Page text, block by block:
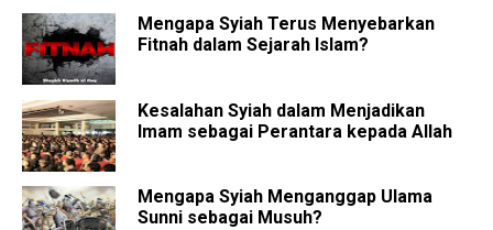
Mengapa Syiah Terus Menyebarkan
Fitnah dalam Sejarah Islam?
Kesalahan Syiah dalam Menjadikan
Imam sebagai Perantara kepada Allah
Mengapa Syiah Menganggap Ulama
Sunni sebagai Musuh?